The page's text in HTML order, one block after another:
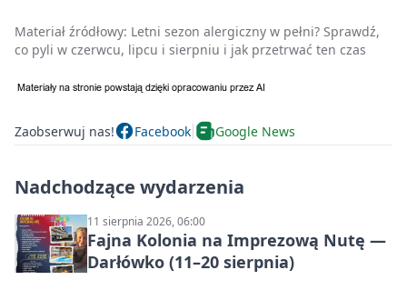
Materiał źródłowy: Letni sezon alergiczny w pełni? Sprawdź,
co pyli w czerwcu, lipcu i sierpniu i jak przetrwać ten czas
Zaobserwuj nas! Facebook Google News
Nadchodzące wydarzenia
11 sierpnia 2026, 06:00
Fajna Kolonia na Imprezową Nutę —
Darłówko (11–20 sierpnia)